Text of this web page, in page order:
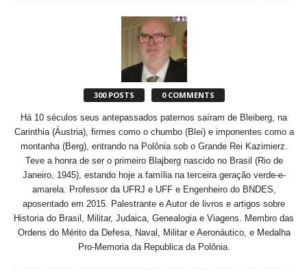
300 POSTS 0 COMMENTS
Há 10 séculos seus antepassados paternos saíram de Bleiberg, na
Carinthia (Áustria), firmes como o chumbo (Blei) e imponentes como a
montanha (Berg), entrando na Polônia sob o Grande Rei Kazimierz.
Teve a honra de ser o primeiro Blajberg nascido no Brasil (Rio de
Janeiro, 1945), estando hoje a família na terceira geração verde-e-
amarela. Professor da UFRJ e UFF e Engenheiro do BNDES,
aposentado em 2015. Palestrante e Autor de livros e artigos sobre
Historia do Brasil, Militar, Judaica, Genealogia e Viagens. Membro das
Ordens do Mérito da Defesa, Naval, Militar e Aeronáutico, e Medalha
Pro-Memoria da Republica da Polônia.